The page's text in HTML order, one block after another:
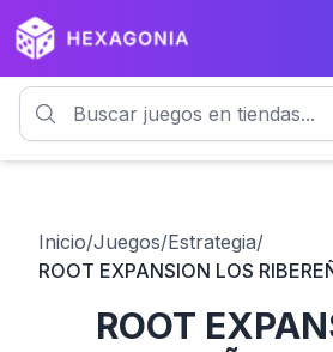
Inicio/Juegos/Estrategia/
ROOT EXPANSION LOS
ROOT